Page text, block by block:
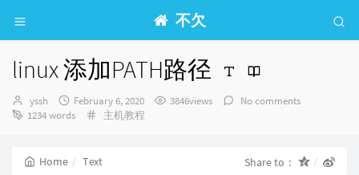
不欠
linux 添加PATH路径
Author：
yssh
发
布
February 6, 2020 3846views
No comments
1234 words
Categories：
主机教程
Home Text Share to：